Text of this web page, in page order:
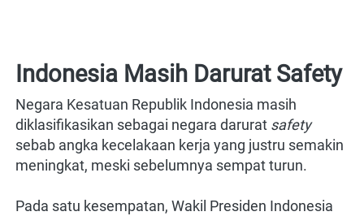
Indonesia Masih Darurat Safety
Negara Kesatuan Republik Indonesia masih
diklasifikasikan sebagai negara darurat safety
sebab angka kecelakaan kerja yang justru semakin
meningkat, meski sebelumnya sempat turun.
Pada satu kesempatan, Wakil Presiden Indonesia